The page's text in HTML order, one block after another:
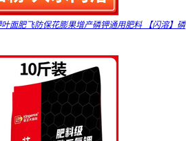
面肥飞防保花膨果增产磷钾通用肥料 【闪溶】磷